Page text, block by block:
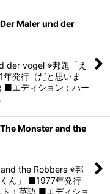
Der Maler und der
der vogel ※邦題「え
発行（だと思いま
■エディション：ハー
The Monster and the
the Robbers ※邦
ん」 ■1977年発行
：英語 ■エディショ